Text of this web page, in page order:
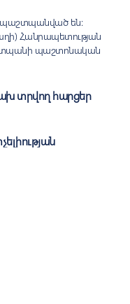
պաշտպանված են:
Հանրապետության
պաշտոնական
տրվող հարցեր